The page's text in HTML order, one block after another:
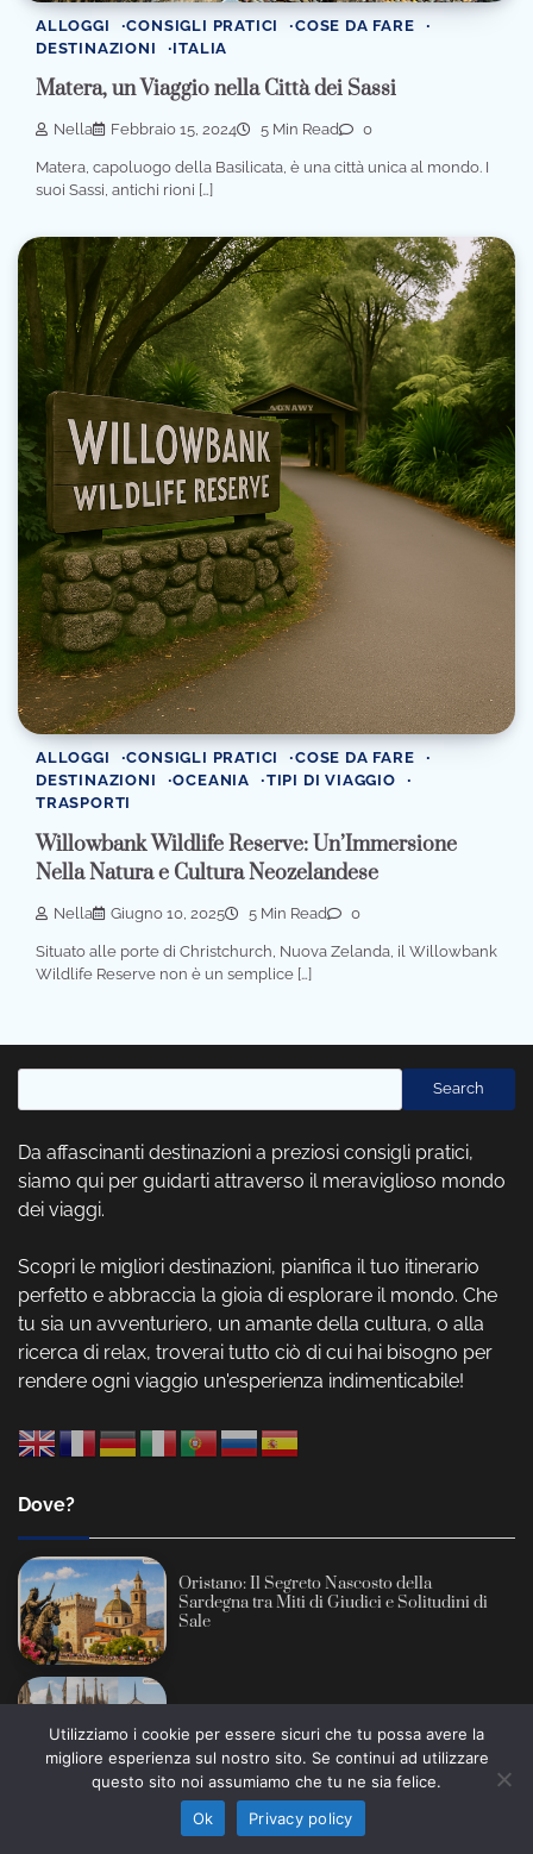
ALLOGGI CONSIGLI PRATICI
COSE DA FARE
DESTINAZIONI
ITALIA
Matera, un Viaggio nella Città dei Sassi
Nella Febbraio 15, 2024 5 Min Read 0
Matera, capoluogo della Basilicata, è una città unica al mondo. I
suoi Sassi, antichi rioni […]
ALLOGGI CONSIGLI PRATICI
COSE DA FARE
DESTINAZIONI
OCEANIA
TIPI DI VIAGGIO
TRASPORTI
Willowbank Wildlife Reserve: Un’Immersione
Nella Natura e Cultura Neozelandese
Nella Giugno 10, 2025 5 Min Read 0
Situato alle porte di Christchurch, Nuova Zelanda, il Willowbank
Wildlife Reserve non è un semplice […]
Search
Da affascinanti destinazioni a preziosi consigli pratici,
siamo qui per guidarti attraverso il meraviglioso mondo
dei viaggi.
Scopri le migliori destinazioni, pianifica il tuo itinerario
perfetto e abbraccia la gioia di esplorare il mondo. Che
tu sia un avventuriero, un amante della cultura, o alla
ricerca di relax, troverai tutto ciò di cui hai bisogno per
rendere ogni viaggio un'esperienza indimenticabile!
Dove?
Oristano: Il Segreto Nascosto della
Sardegna tra Miti di Giudici e Solitudini di
Sale
L’Anima Sotto la Calca: Quando la Bellezza
Diventa una Trappola a Venezia, Barcellona
e Kyoto
Informativa sull’intelligenza artificiale: alcuni contenuti
di questo sito sono prodotti con l’ausilio di sistemi
automatici e revisionati prima della pubblicazione (AI
Act, Regolamento UE 2024/1689).
Utilizziamo i cookie per essere sicuri che tu possa avere la
migliore esperienza sul nostro sito. Se continui ad utilizzare
questo sito noi assumiamo che tu ne sia felice.
Ok
Privacy policy